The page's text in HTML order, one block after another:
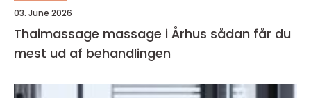
03. June 2026
Thaimassage massage i Århus sådan får du
mest ud af behandlingen